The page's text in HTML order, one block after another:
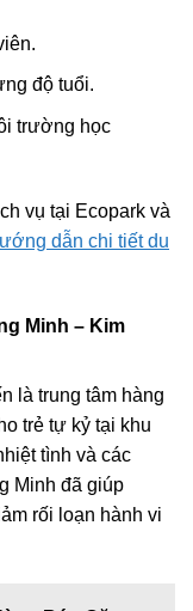
độ tuổi.
trường học
vụ tại Ecopark và
dẫn chi tiết du
Minh – Kim
là trung tâm hàng
trẻ tự kỷ tại khu
tình và các
Minh đã giúp
rối loạn hành vi